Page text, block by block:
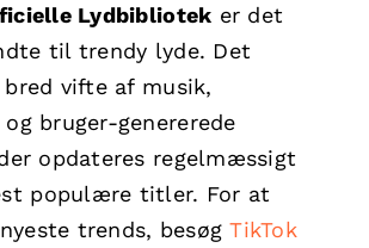
Lydbibliotek er det
til trendy lyde. Det
vifte af musik,
bruger-genererede
opdateres regelmæssigt
populære titler. For at
trends, besøgTikTok